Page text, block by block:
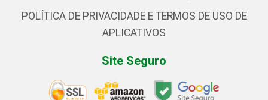
POLÍTICA DE PRIVACIDADE E TERMOS DE USO DE
APLICATIVOS
Site Seguro